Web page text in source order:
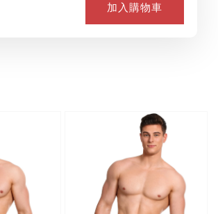
加入購物車